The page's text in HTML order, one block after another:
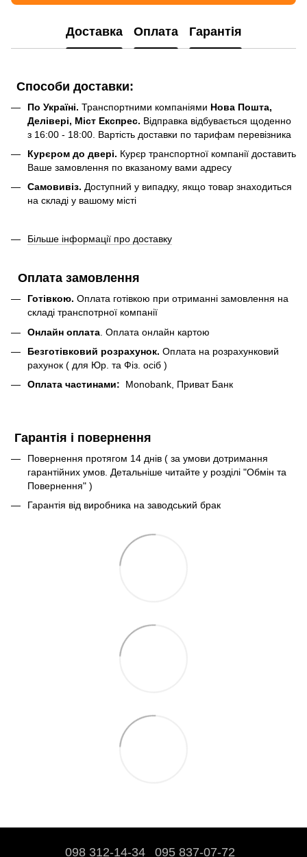
Доставка Оплата Гарантія
Способи доставки:
По Україні. Транспортними компаніями Нова Пошта,
Делівері, Міст Експрес. Відправка відбувається щоденно
з 16:00 - 18:00. Вартість доставки по тарифам перевізника
Курєром до двері. Курєр транспортної компанії доставить
Ваше замовлення по вказаному вами адресу
Самовивіз. Доступний у випадку, якщо товар знаходиться
на складі у вашому місті
Більше інформації про доставку
Оплата замовлення
Готівкою. Оплата готівкою при отриманні замовлення на
складі транспотрної компанії
Онлайн оплата . Оплата онлайн картою
Безготівковий розрахунок. Оплата на розрахунковий
рахунок ( для Юр. та Фіз. осіб )
Оплата частинами: Monobank, Приват Банк
Гарантія і повернення
Повернення протягом 14 днів ( за умови дотримання
гарантійних умов. Детальніше читайте у розділі "Обмін та
Повернення" )
Гарантія від виробника на заводський брак
098 312-14-34 095 837-07-72